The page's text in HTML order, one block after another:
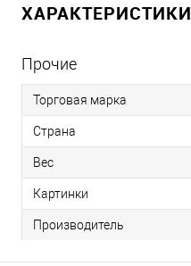
ХАРАКТЕРИСТИКИ
Прочие
Торговая марка
Страна
Вес
Картинки
Производитель